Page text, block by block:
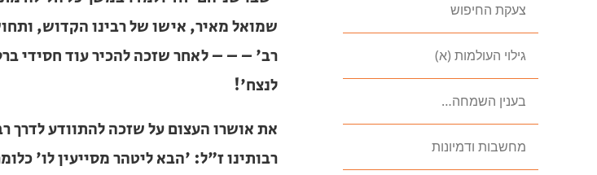
צעקת החיפוש
גילוי העולמות (א)
בענין השמחה…
מחשבות ודמיונות
ישבו שניהם יחד ולמדו במשך כל הלילה
שמואל מאיר, אישו של רבינו הקדוש,
רב' – – – לאחר שזכה להכיר עוד חסידי
את אושרו העצום על שזכה להתוודע לדרך